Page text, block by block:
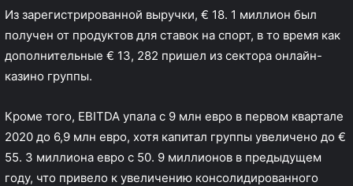
Из зарегистрированной выручки, € 18. 1 миллион был
получен от продуктов для ставок на спорт, в то время как
дополнительные € 13, 282 пришел из сектора онлайн-
казино группы.
Кроме того, EBITDA упала с 9 млн евро в первом квартале
2020 до 6,9 млн евро, хотя капитал группы увеличено до €
55. 3 миллиона евро с 50. 9 миллионов в предыдущем
году, что привело к увеличению консолидированного